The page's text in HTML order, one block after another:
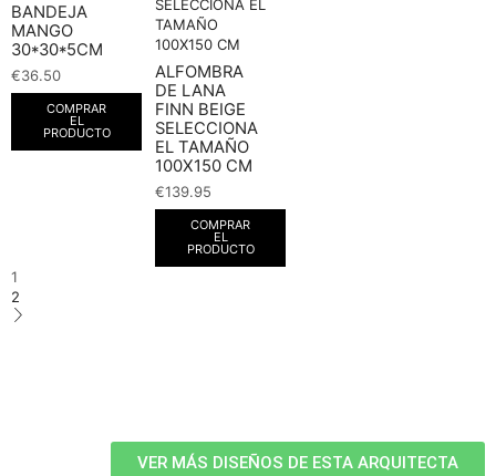
BANDEJA
MANGO
30*30*5CM
€36.50
COMPRAR
EL
PRODUCTO
ALFOMBRA
DE LANA
FINN BEIGE
SELECCIONA
EL TAMAÑO
100X150 CM
€139.95
COMPRAR
EL
PRODUCTO
1
2
VER MÁS DISEÑOS DE ESTA ARQUITECTA